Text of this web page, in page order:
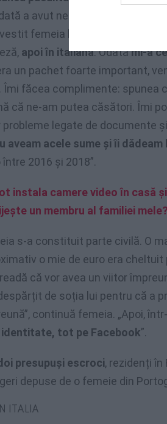
a avut nerușinarea să spună
femeia la proces, citată de
apoi în italiană. Odatămi-a
un pachet foarte important,
Îmi făcea complimente: spunea
că ne-am putea căsători. Îmi
probleme legate de documente
aveam acele sume și îi
între 2016 și 2018”.
instala camere video în casă
un membru al familiei
s-a constituit parte civilă. O
o mie de euro era
că vor avea un viitor
de soția lui pentru că a
continuă femeia. „Apoi,
tot pe Facebook”.
presupuși escroci, rezidenți
depuse de o femeie din
ITALIA